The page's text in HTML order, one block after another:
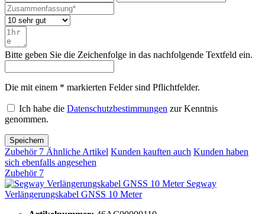
Bitte geben Sie die Zeichenfolge in das nachfolgende Textfeld ein.
Die mit einem * markierten Felder sind Pflichtfelder.
Ich habe die Datenschutzbestimmungen zur Kenntnis
genommen.
Speichern
Zubehör 7 Ähnliche Artikel Kunden kauften auch Kunden haben
sich ebenfalls angesehen
Zubehör 7
Segway
Verlängerungskabel GNSS 10 Meter